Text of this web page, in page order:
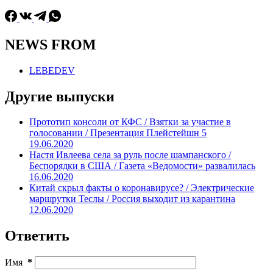
NEWS FROM
LEBEDEV
Другие выпуски
Прототип консоли от КФС / Взятки за участие в
голосовании / Презентация Плейстейшн 5
19.06.2020
Настя Ивлеева села за руль после шампанского /
Беспорядки в США / Газета «Ведомости» развалилась
16.06.2020
Китай скрыл факты о коронавирусе? / Электрические
маршрутки Теслы / Россия выходит из карантина
12.06.2020
Ответить
Имя *